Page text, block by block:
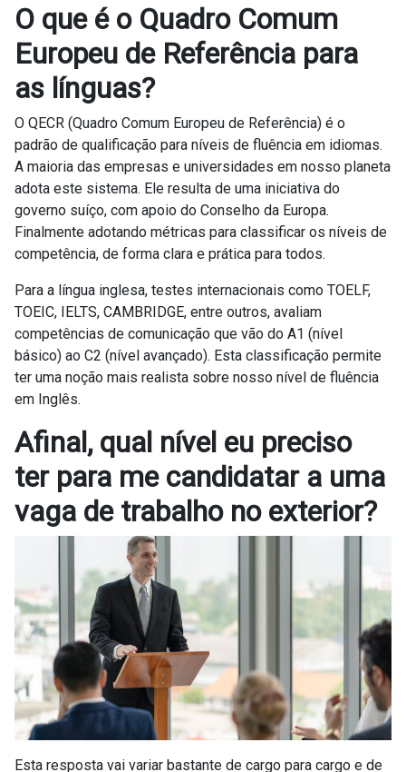
O que é o Quadro Comum
Europeu de Referência para
as línguas?
O QECR (Quadro Comum Europeu de Referência) é o
padrão de qualificação para níveis de fluência em idiomas.
A maioria das empresas e universidades em nosso planeta
adota este sistema. Ele resulta de uma iniciativa do
governo suíço, com apoio do Conselho da Europa.
Finalmente adotando métricas para classificar os níveis de
competência, de forma clara e prática para todos.
Para a língua inglesa, testes internacionais como TOELF,
TOEIC, IELTS, CAMBRIDGE, entre outros, avaliam
competências de comunicação que vão do A1 (nível
básico) ao C2 (nível avançado). Esta classificação permite
ter uma noção mais realista sobre nosso nível de fluência
em Inglês.
Afinal, qual nível eu preciso
ter para me candidatar a uma
vaga de trabalho no exterior?
Esta resposta vai variar bastante de cargo para cargo e de